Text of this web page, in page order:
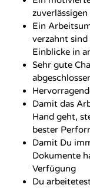
Ein
verzahnt
Einblicke in
Sehr gute
Damit das
Hand geht,
bester
Damit Du
Dokumente
Verfügung
Du